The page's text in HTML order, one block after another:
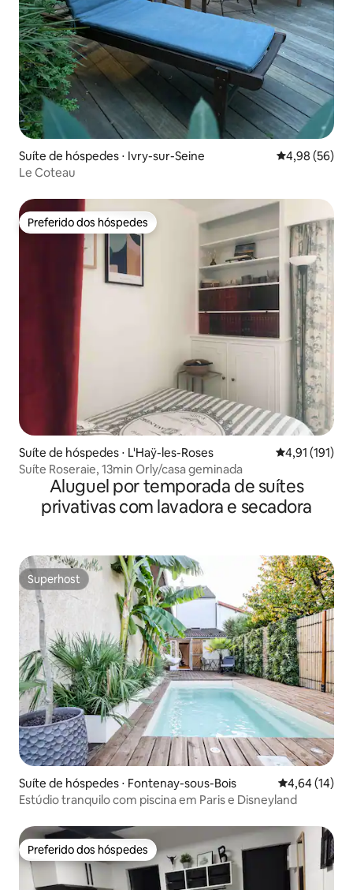
Suíte de hóspedes ⋅ Ivry-sur-Seine 4,98 de uma
4,98 (56)
Le Coteau
Preferido dos hóspedes
Preferido dos hóspedes
Suíte de hóspedes ⋅ L'Haÿ-les-Roses 4,91 de uma
4,91 (191)
Suíte Roseraie, 13min Orly/casa geminada
Aluguel por temporada de suítes
privativas com lavadora e secadora
Superhost
Superhost
Suíte de hóspedes ⋅ Fontenay-sous-Bois 4,64 de uma
4,64 (14)
Estúdio tranquilo com piscina em Paris e Disneyland
Preferido dos hóspedes
Preferido dos hóspedes